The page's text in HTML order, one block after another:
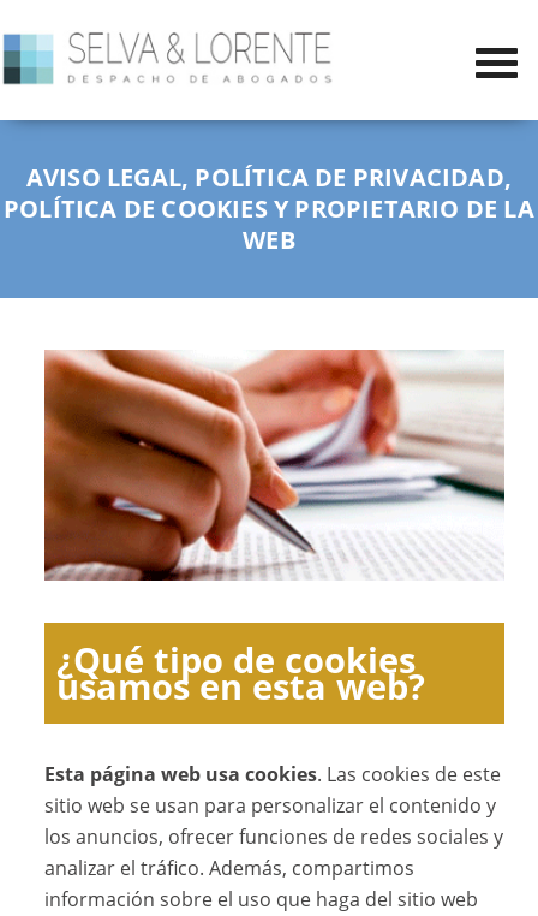
AVISO LEGAL, POLÍTICA DE PRIVACIDAD,
POLÍTICA DE COOKIES Y PROPIETARIO DE LA
WEB
¿Qué tipo de cookies
usamos en esta web?
Esta página web usa cookies. Las cookies de este
sitio web se usan para personalizar el contenido y
los anuncios, ofrecer funciones de redes sociales y
analizar el tráfico. Además, compartimos
información sobre el uso que haga del sitio web